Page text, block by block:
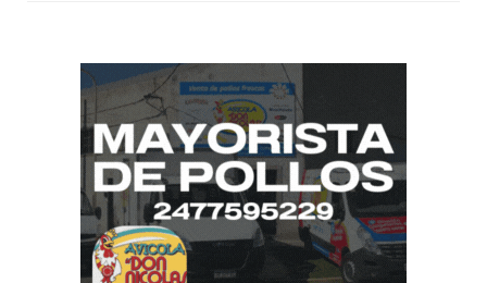
FUNCIONA:
CREAR
TIENDAS
ONLINE
PEDIDOS